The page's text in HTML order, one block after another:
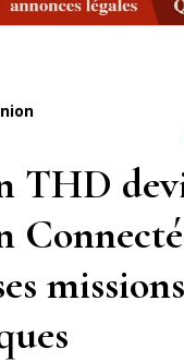
THD
missions